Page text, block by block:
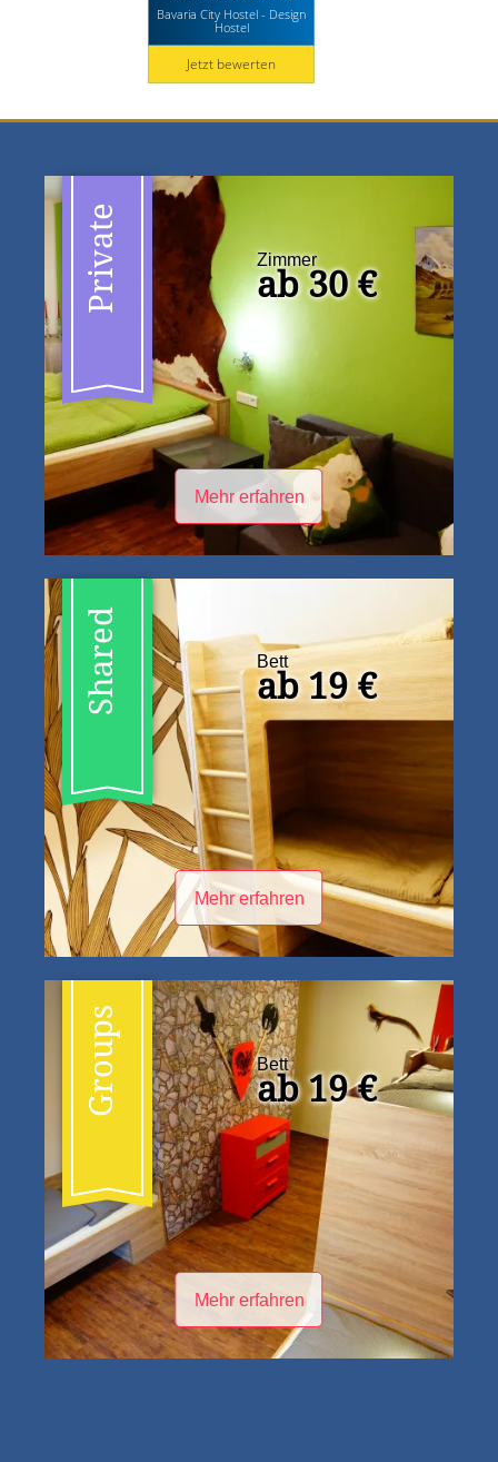
Bavaria City Hostel - Design
Hostel
Jetzt bewerten
Private Zimmer
ab 30 €
Mehr erfahren
Shared Bett
ab 19 €
Mehr erfahren
Groups Bett
ab 19 €
Mehr erfahren